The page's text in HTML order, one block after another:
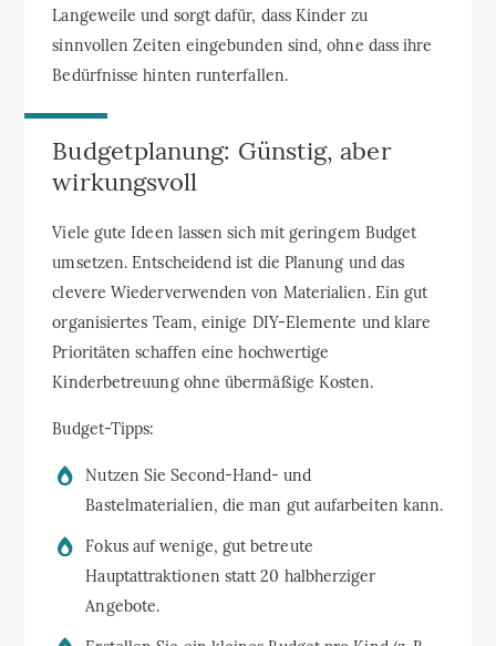
Langeweile und sorgt dafür, dass Kinder zu
sinnvollen Zeiten eingebunden sind, ohne dass ihre
Bedürfnisse hinten runterfallen.
Budgetplanung: Günstig, aber
wirkungsvoll
Viele gute Ideen lassen sich mit geringem Budget
umsetzen. Entscheidend ist die Planung und das
clevere Wiederverwenden von Materialien. Ein gut
organisiertes Team, einige DIY-Elemente und klare
Prioritäten schaffen eine hochwertige
Kinderbetreuung ohne übermäßige Kosten.
Budget-Tipps:
Nutzen Sie Second-Hand- und
Bastelmaterialien, die man gut aufarbeiten kann.
Fokus auf wenige, gut betreute
Hauptattraktionen statt 20 halbherziger
Angebote.